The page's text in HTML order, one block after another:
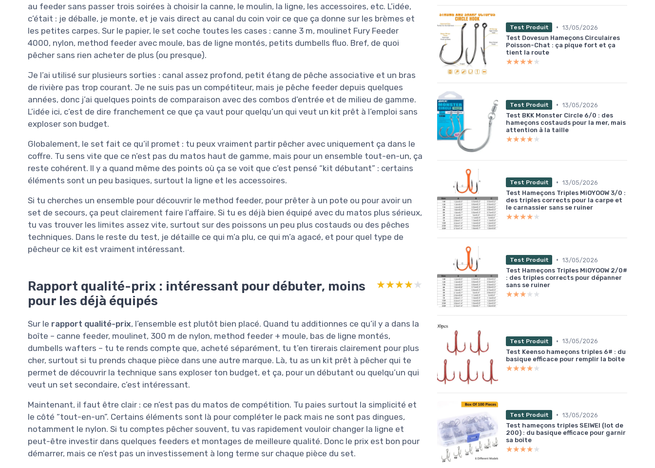
au feeder sans passer trois soirées à choisir la canne, le moulin, la ligne, les accessoires, etc. L’idée,
c’était : je déballe, je monte, et je vais direct au canal du coin voir ce que ça donne sur les brèmes et
les petites carpes. Sur le papier, le set coche toutes les cases : canne 3 m, moulinet Fury Feeder
4000, nylon, method feeder avec moule, bas de ligne montés, petits dumbells fluo. Bref, de quoi
pêcher sans rien acheter de plus (ou presque).
Je l’ai utilisé sur plusieurs sorties : canal assez profond, petit étang de pêche associative et un bras
de rivière pas trop courant. Je ne suis pas un compétiteur, mais je pêche feeder depuis quelques
années, donc j’ai quelques points de comparaison avec des combos d’entrée et de milieu de gamme.
L’idée ici, c’est de dire franchement ce que ça vaut pour quelqu’un qui veut un kit prêt à l’emploi sans
exploser son budget.
Globalement, le set fait ce qu’il promet : tu peux vraiment partir pêcher avec uniquement ça dans le
coffre. Tu sens vite que ce n’est pas du matos haut de gamme, mais pour un ensemble tout-en-un, ça
reste cohérent. Il y a quand même des points où ça se voit que c’est pensé “kit débutant” : certains
éléments sont un peu basiques, surtout la ligne et les accessoires.
Si tu cherches un ensemble pour découvrir le method feeder, pour prêter à un pote ou pour avoir un
set de secours, ça peut clairement faire l’affaire. Si tu es déjà bien équipé avec du matos plus sérieux,
tu vas trouver les limites assez vite, surtout sur des poissons un peu plus costauds ou des pêches
techniques. Dans le reste du test, je détaille ce qui m’a plu, ce qui m’a agacé, et pour quel type de
pêcheur ce kit est vraiment intéressant.
Rapport qualité-prix : intéressant pour débuter, moins
pour les déjà équipés
★★★★★
★★★★★
Sur le rapport qualité-prix, l’ensemble est plutôt bien placé. Quand tu additionnes ce qu’il y a dans la
boîte – canne feeder, moulinet, 300 m de nylon, method feeder + moule, bas de ligne montés,
dumbells wafters – tu te rends compte que, acheté séparément, tu t’en tirerais clairement pour plus
cher, surtout si tu prends chaque pièce dans une autre marque. Là, tu as un kit prêt à pêcher qui te
permet de découvrir la technique sans exploser ton budget, et ça, pour un débutant ou quelqu’un qui
veut un set secondaire, c’est intéressant.
Maintenant, il faut être clair : ce n’est pas du matos de compétition. Tu paies surtout la simplicité et
le côté “tout-en-un”. Certains éléments sont là pour compléter le pack mais ne sont pas dingues,
notamment le nylon. Si tu comptes pêcher souvent, tu vas rapidement vouloir changer la ligne et
peut-être investir dans quelques feeders et montages de meilleure qualité. Donc le prix est bon pour
démarrer, mais ce n’est pas un investissement à long terme sur chaque pièce du set.
Test Produit • 13/05/2026
Test Dovesun Hameçons Circulaires
Poisson-Chat : ça pique fort et ça
tient la route
★★★★★
★★★★★
Test Produit • 13/05/2026
Test BKK Monster Circle 6/0 : des
hameçons costauds pour la mer, mais
attention à la taille
★★★★★
★★★★★
Test Produit • 13/05/2026
Test Hameçons Triples MiOYOOW 3/0 :
des triples corrects pour la carpe et
le carnassier sans se ruiner
★★★★★
★★★★★
Test Produit • 13/05/2026
Test Hameçons Triples MiOYOOW 2/0#
: des triples corrects pour dépanner
sans se ruiner
★★★★★
★★★★★
Test Produit • 13/05/2026
Test Keenso hameçons triples 6# : du
basique efficace pour remplir la boîte
★★★★★
★★★★★
Test Produit • 13/05/2026
Test hameçons triples SEIWEI (lot de
200) : du basique efficace pour garnir
sa boîte
★★★★★
★★★★★